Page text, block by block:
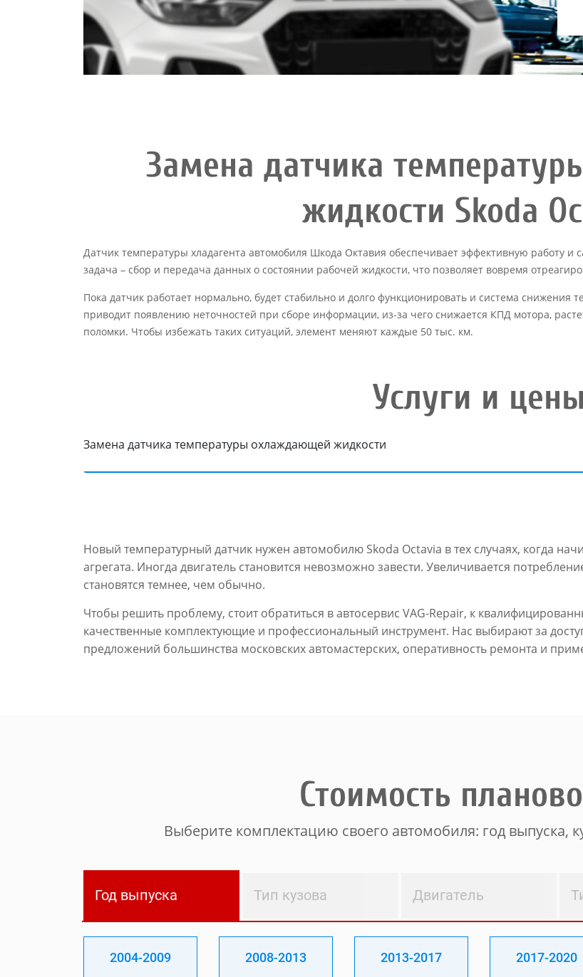
Замена датчика
жидкости Skoda
Датчик температуры хладагента автомобиля Шкода Октавия обеспечивает эффективную работу и
задача – сбор и передача данных о состоянии рабочей жидкости, что позволяет вовремя
Пока датчик работает нормально, будет стабильно и долго функционировать и система снижения
приводит появлению неточностей при сборе информации, из-за чего снижается КПД мотора,
поломки. Чтобы избежать таких ситуаций, элемент меняют каждые 50 тыс. км.
Услуги и цены
Замена датчика температуры охлаждающей жидкости
Новый температурный датчик нужен автомобилю Skoda Octavia в тех случаях, когда
агрегата. Иногда двигатель становится невозможно завести. Увеличивается
становятся темнее, чем обычно.
Чтобы решить проблему, стоит обратиться в автосервис VAG-Repair, к
качественные комплектующие и профессиональный инструмент. Нас выбирают за
предложений большинства московских автомастерских, оперативность ремонта и
Стоимость
Выберите комплектацию своего автомобиля: год выпуска,
Год выпуска Тип кузова Двигатель
2004-2009 2008-2013 2013-2017 2017-2020